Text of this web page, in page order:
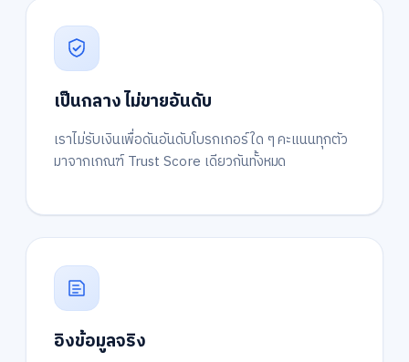
เป็นกลาง ไม่ขายอันดับ
เราไม่รับเงินเพื่อดันอันดับโบรกเกอร์ใด ๆ คะแนนทุกตัว
มาจากเกณฑ์ Trust Score เดียวกันทั้งหมด
อิงข้อมูลจริง